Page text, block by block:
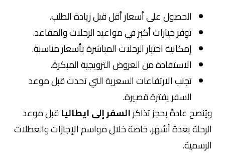
الحصول على أسعار أقل قبل زيادة الطلب.
توفر خيارات أكبر في مواعيد الرحلات والمقاعد.
إمكانية اختيار الرحلات المباشرة بأسعار مناسبة.
الاستفادة من العروض الترويجية المبكرة.
تجنب الارتفاعات السعرية التي تحدث قبل موعد
السفر بفترة قصيرة.
ويُنصح عادةً بحجز تذاكرالسفر إلى ايطالياقبل موعد
الرحلة بعدة أشهر، خاصة خلال مواسم الإجازات والعطلات
الرسمية.